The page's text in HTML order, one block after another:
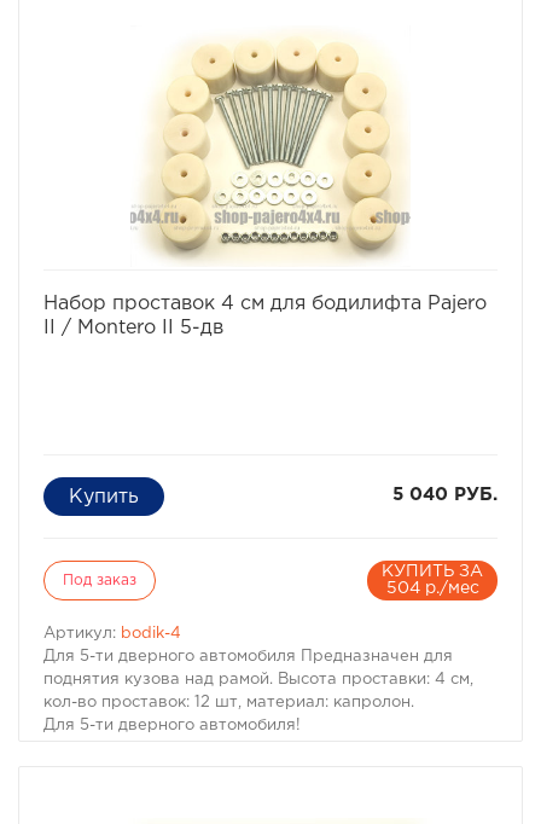
условиях офф-роуд.
В комплект проставок для бодилифта Pajero I / Montero
I входят сами проставки, а также болты, гайки и шайбы
Характеристики Комплекта проставок для бодилифта
Pajero I / Montero I:
· Высота проставки: 4 см
· >Кол-во проставок: 8 шт
Материал: капролон
Набор проставок 4 см для бодилифта Pajero
II / Montero II 5-дв
5 040 РУБ.
Под заказ
КУПИТЬ ЗА
504 р./мес
Артикул: bodik-4
Для 5-ти дверного автомобиля Предназначен для
поднятия кузова над рамой. Высота проставки: 4 см,
кол-во проставок: 12 шт, материал: капролон.
Для 5-ти дверного автомобиля!